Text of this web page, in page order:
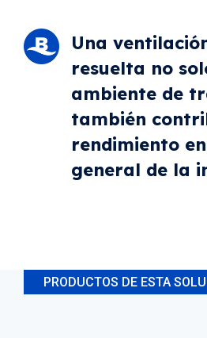
Una
resuelta no
ambiente de
también
rendimiento
general de la
PRODUCTOS DE ESTA